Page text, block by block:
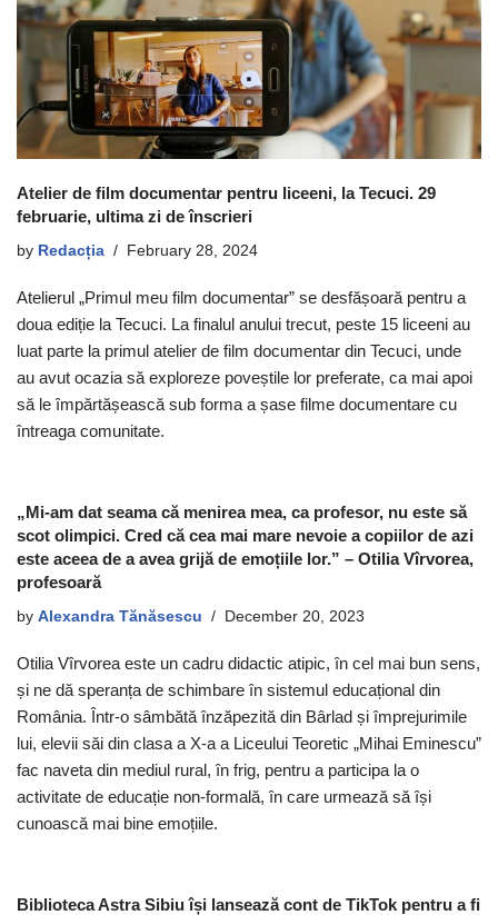
Atelier de film documentar pentru liceeni, la Tecuci. 29
februarie, ultima zi de înscrieri
by Redacția February 28, 2024
Atelierul „Primul meu film documentar” se desfășoară pentru a
doua ediție la Tecuci. La finalul anului trecut, peste 15 liceeni au
luat parte la primul atelier de film documentar din Tecuci, unde
au avut ocazia să exploreze poveștile lor preferate, ca mai apoi
să le împărtășească sub forma a șase filme documentare cu
întreaga comunitate.
„Mi-am dat seama că menirea mea, ca profesor, nu este să
scot olimpici. Cred că cea mai mare nevoie a copiilor de azi
este aceea de a avea grijă de emoțiile lor.” – Otilia Vîrvorea,
profesoară
by Alexandra Tănăsescu December 20, 2023
Otilia Vîrvorea este un cadru didactic atipic, în cel mai bun sens,
și ne dă speranța de schimbare în sistemul educațional din
România. Într-o sâmbătă înzăpezită din Bârlad și împrejurimile
lui, elevii săi din clasa a X-a a Liceului Teoretic „Mihai Eminescu”
fac naveta din mediul rural, în frig, pentru a participa la o
activitate de educație non-formală, în care urmează să își
cunoască mai bine emoțiile.
Biblioteca Astra Sibiu își lansează cont de TikTok pentru a fi